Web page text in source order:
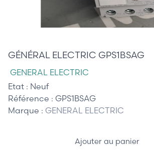
GÉNÉRAL ELECTRIC GPS1BSAG
GENERAL ELECTRIC
Etat : Neuf
Référence : GPS1BSAG
Marque : GENERAL ELECTRIC
Ajouter au panier